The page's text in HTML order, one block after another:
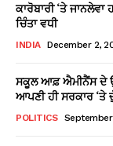
ਕਾਰੋਬਾਰੀ ‘ਤੇ
ਚਿੰਤਾ ਵਧੀ
INDIA December 2,
ਸਕੂਲ ਆਫ਼ ਐਮੀਨੈਂਸ ਦੇ
ਆਪਣੀ ਹੀ ਸਰਕਾਰ ‘ਤੇ
POLITICS September